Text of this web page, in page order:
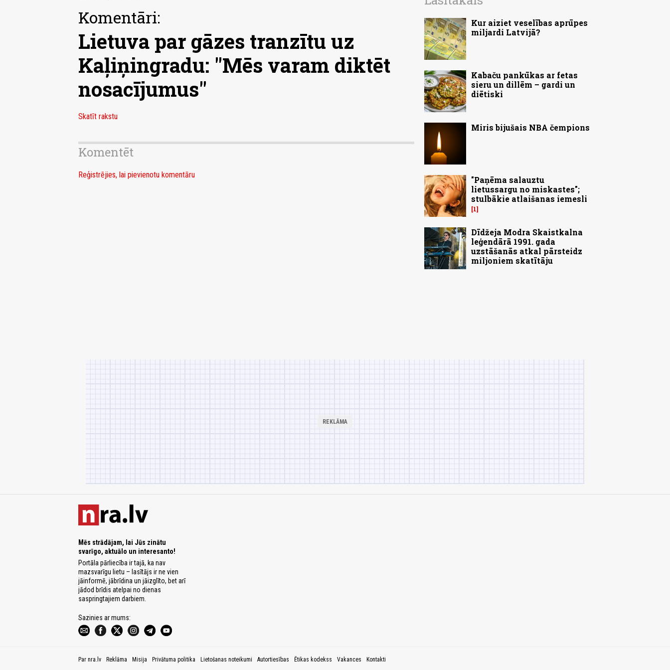
Komentāri:
Lietuva par gāzes tranzītu uz
Kaļiņingradu: "Mēs varam diktēt
nosacījumus"
Skatīt rakstu
Komentēt
Reģistrējies, lai pievienotu komentāru
Kur aiziet veselības aprūpes
miljardi Latvijā?
Kabaču pankūkas ar fetas
sieru un dillēm – gardi un
diētiski
Miris bijušais NBA čempions
"Paņēma salauztu
lietussargu no miskastes";
stulbākie atlaišanas iemesli
1
Dīdžeja Modra Skaistkalna
leģendārā 1991. gada
uzstāšanās atkal pārsteidz
miljoniem skatītāju
Mēs strādājam, lai Jūs zinātu
svarīgo, aktuālo un interesanto!
Portāla pārliecība ir tajā, ka nav
mazsvarīgu lietu – lasītājs ir ne vien
jāinformē, jābrīdina un jāizglīto, bet arī
jādod brīdis atelpai no dienas
saspringtajiem darbiem.
Sazinies ar mums:
Par nra.lv Reklāma Misija Privātuma politika Lietošanas noteikumi Autortiesības Ētikas kodekss Vakances Kontakti